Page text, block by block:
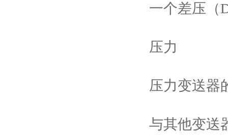
一个差压（
压力
压力变送器
与其他变送